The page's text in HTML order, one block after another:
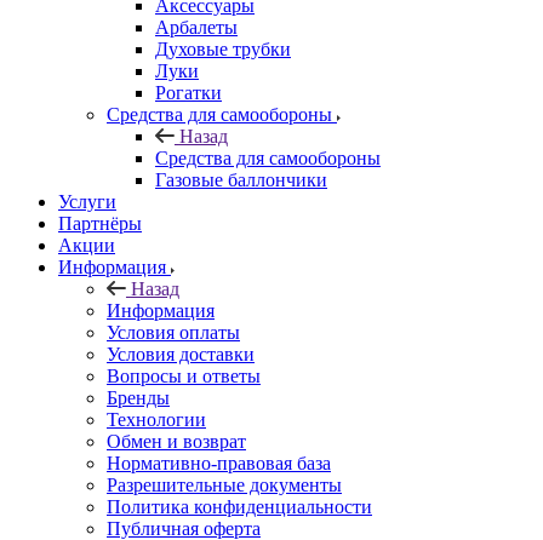
Аксессуары
Арбалеты
Духовые трубки
Луки
Рогатки
Средства для самообороны
Назад
Средства для самообороны
Газовые баллончики
Услуги
Партнёры
Акции
Информация
Назад
Информация
Условия оплаты
Условия доставки
Вопросы и ответы
Бренды
Технологии
Обмен и возврат
Нормативно-правовая база
Разрешительные документы
Политика конфиденциальности
Публичная оферта